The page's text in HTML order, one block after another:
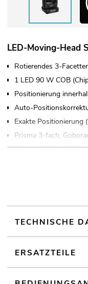
LED-Moving-Head
Rotierendes 3-
1 LED 90 W COB
Positionierung
Auto-
Exakte Positionierung
Prisma 3-fach;
Dimmer elektronisch
Shake-Effekt
Gobos austauschbar
Slot-In-Gobo-System
TECHNISCHE
ERSATZTEILE